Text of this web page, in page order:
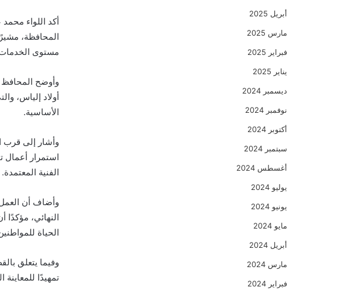
أكد اللواء
المحافظة،
مستوى الخدمات
وأوضح المحافظ
أولاد إلياس،
الأساسية.
وأشار إلى قرب
استمرار أعمال
الفنية المعتمدة.
وأضاف أن
النهائي،
الحياة
وفيما يتعلق
تمهيدًا
أبريل 2025
مارس 2025
فبراير 2025
يناير 2025
ديسمبر 2024
نوفمبر 2024
أكتوبر 2024
سبتمبر 2024
أغسطس 2024
يوليو 2024
يونيو 2024
مايو 2024
أبريل 2024
مارس 2024
فبراير 2024